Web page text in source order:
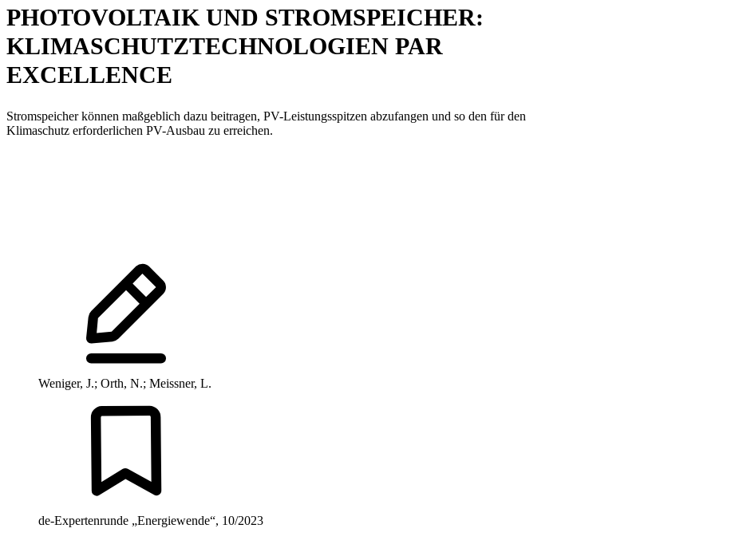
PHOTOVOLTAIK UND STROMSPEICHER:
KLIMASCHUTZTECHNOLOGIEN PAR
EXCELLENCE
Stromspeicher können maßgeblich dazu beitragen, PV-Leistungsspitzen abzufangen und so den für den
Klimaschutz erforderlichen PV-Ausbau zu erreichen.
Weniger, J.; Orth, N.; Meissner, L.
de-Expertenrunde „Energiewende“, 10/2023